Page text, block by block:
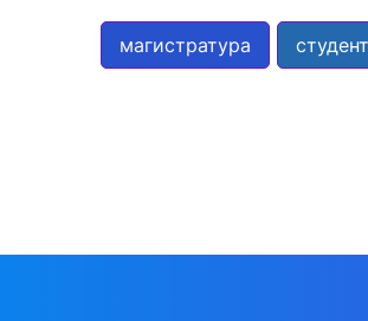
магистратура